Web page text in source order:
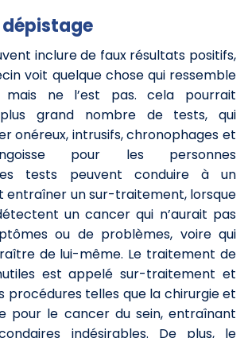
dépistage
inclure de faux résultats positifs,
voit quelque chose qui ressemble
ne l’est pas. cela pourrait
grand nombre de tests, qui
onéreux, intrusifs, chronophages et
pour les personnes
tests peuvent conduire à un
entraîner un sur-traitement, lorsque
un cancer qui n’aurait pas
ou de problèmes, voire qui
de lui-même. Le traitement de
est appelé sur-traitement et
procédures telles que la chirurgie et
pour le cancer du sein, entraînant
indésirables. De plus, le